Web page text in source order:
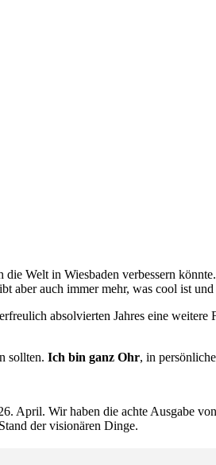
Welt in Wiesbaden verbessern
aber auch immer mehr, was cool ist
absolvierten Jahres eine weitere
sollten. Ich bin ganz Ohr, in
April. Wir haben die achte Ausgabe von
der visionären Dinge.